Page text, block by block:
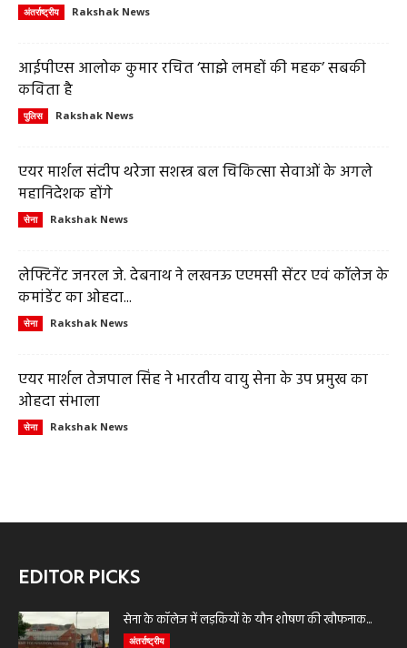
अंतर्राष्ट्रीय Rakshak News
आईपीएस आलोक कुमार रचित ‘साझे लमहों की महक’ सबकी
कविता है
पुलिस Rakshak News
एयर मार्शल संदीप थरेजा सशस्त्र बल चिकित्सा सेवाओं के अगले
महानिदेशक होंगे
सेना Rakshak News
लेफ्टिनेंट जनरल जे. देबनाथ ने लखनऊ एएमसी सेंटर एवं कॉलेज के
कमांडेंट का ओहदा...
सेना Rakshak News
एयर मार्शल तेजपाल सिंह ने भारतीय वायु सेना के उप प्रमुख का
ओहदा संभाला
सेना Rakshak News
EDITOR PICKS
सेना के कॉलेज में लड़कियों के यौन शोषण की खौफनाक...
अंतर्राष्ट्रीय